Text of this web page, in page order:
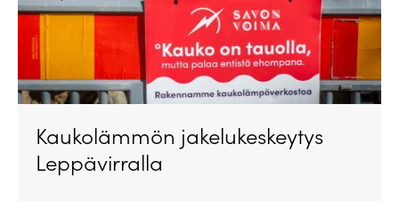
Kaukolämmön jakelukeskeytys
Leppävirralla